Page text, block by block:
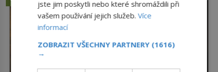
začínají rozpadat a část z nich mizí navždy. Kdo
odnesl nejvzácnější knihy? A existují ještě někde
zapomenuté rukopisy, které nikdo […]
jste jim poskytli nebo které shromáždili při
vašem používání jejich služeb.Více
informací
ZOBRAZIT VŠECHNY PARTNERY (1616)
→